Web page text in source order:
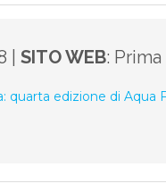
| SITO WEB:
quarta edizione di Aqua